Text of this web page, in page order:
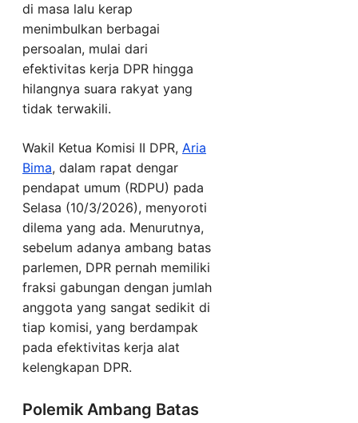
di masa lalu kerap
menimbulkan berbagai
persoalan, mulai dari
efektivitas kerja DPR hingga
hilangnya suara rakyat yang
tidak terwakili.
Wakil Ketua Komisi II DPR, Aria
Bima, dalam rapat dengar
pendapat umum (RDPU) pada
Selasa (10/3/2026), menyoroti
dilema yang ada. Menurutnya,
sebelum adanya ambang batas
parlemen, DPR pernah memiliki
fraksi gabungan dengan jumlah
anggota yang sangat sedikit di
tiap komisi, yang berdampak
pada efektivitas kerja alat
kelengkapan DPR.
Polemik Ambang Batas